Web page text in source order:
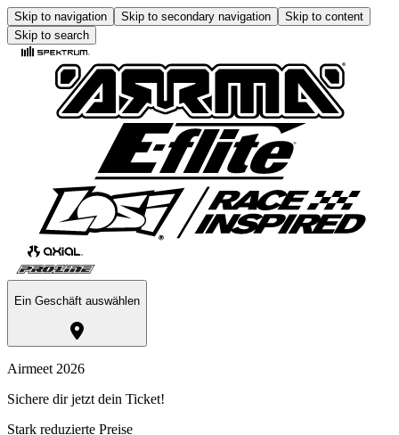
Skip to navigation Skip to secondary navigation
Skip to content
Skip to search
Ein Geschäft auswählen
Airmeet 2026
Sichere dir jetzt dein Ticket!
Stark reduzierte Preise